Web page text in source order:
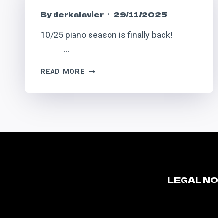
Byderkalavier 29/11/2025
10/25 piano season is finally back! ͏ ‌ ͏ ‌
͏ ‌ ͏ ‌…
READ MORE
LEGAL